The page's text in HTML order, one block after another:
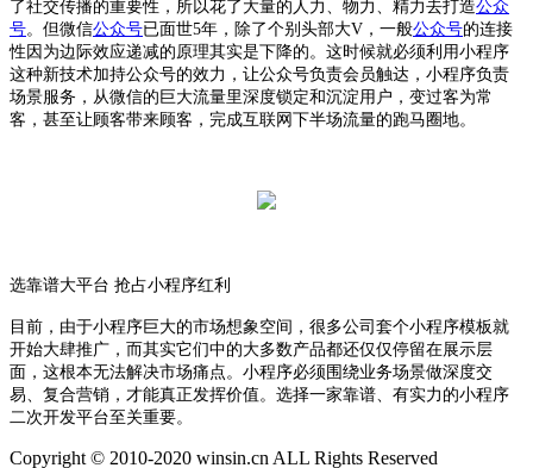
了社交传播的重要性，所以花了大量的人力、物力、精力去打造公众
号。但微信公众号已面世5年，除了个别头部大V，一般公众号的连接
性因为边际效应递减的原理其实是下降的。这时候就必须利用小程序
这种新技术加持公众号的效力，让公众号负责会员触达，小程序负责
场景服务，从微信的巨大流量里深度锁定和沉淀用户，变过客为常
客，甚至让顾客带来顾客，完成互联网下半场流量的跑马圈地。
选靠谱大平台 抢占小程序红利
目前，由于小程序巨大的市场想象空间，很多公司套个小程序模板就
开始大肆推广，而其实它们中的大多数产品都还仅仅停留在展示层
面，这根本无法解决市场痛点。小程序必须围绕业务场景做深度交
易、复合营销，才能真正发挥价值。选择一家靠谱、有实力的小程序
二次开发平台至关重要。
Copyright © 2010-2020 winsin.cn ALL Rights Reserved